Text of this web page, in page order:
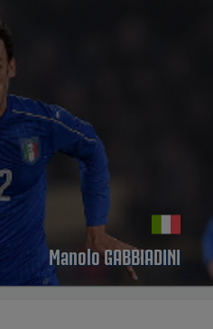
Manolo GABBIADINI